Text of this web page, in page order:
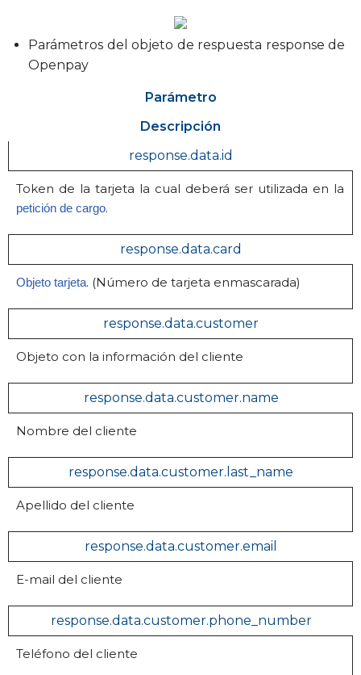
Parámetros del objeto de respuesta response de
Openpay
Parámetro
Descripción
response.data.id
Token de la tarjeta la cual deberá ser utilizada en la
petición de cargo.
response.data.card
Objeto tarjeta. (Número de tarjeta enmascarada)
response.data.customer
Objeto con la información del cliente
response.data.customer.name
Nombre del cliente
response.data.customer.last_name
Apellido del cliente
response.data.customer.email
E-mail del cliente
response.data.customer.phone_number
Teléfono del cliente